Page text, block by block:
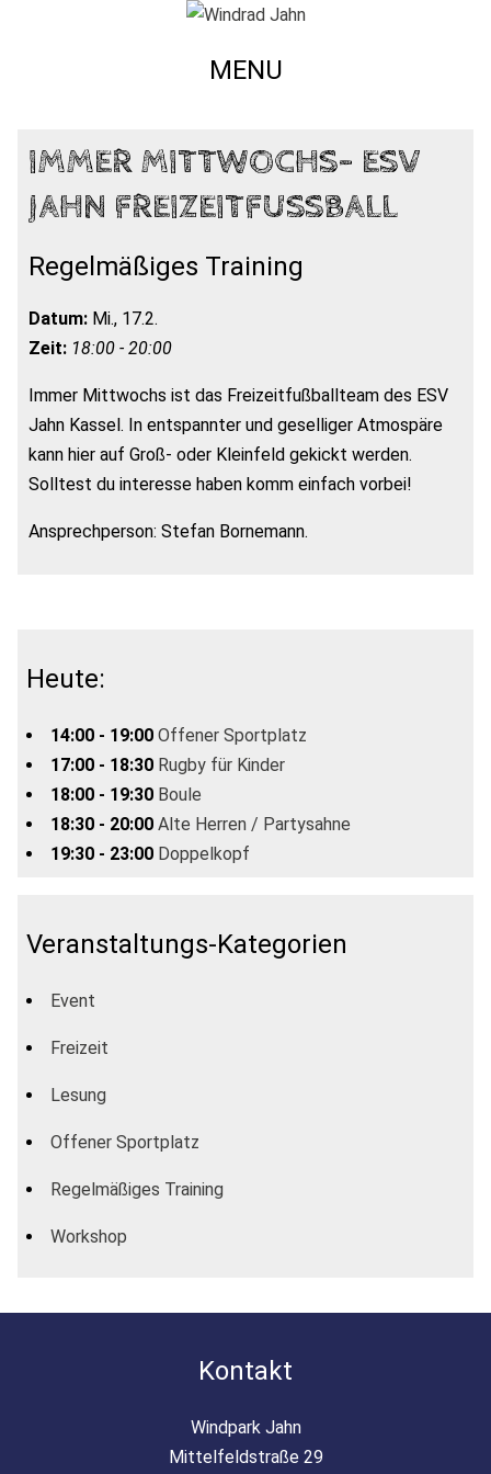
MENU
IMMER MITTWOCHS- ESV
JAHN FREIZEITFUSSBALL
Regelmäßiges Training
Datum: Mi., 17.2.
Zeit: 18:00 - 20:00
Immer Mittwochs ist das Freizeitfußballteam des ESV
Jahn Kassel. In entspannter und geselliger Atmospäre
kann hier auf Groß- oder Kleinfeld gekickt werden.
Solltest du interesse haben komm einfach vorbei!
Ansprechperson: Stefan Bornemann.
Heute:
14:00 - 19:00 Offener Sportplatz
17:00 - 18:30 Rugby für Kinder
18:00 - 19:30 Boule
18:30 - 20:00 Alte Herren / Partysahne
19:30 - 23:00 Doppelkopf
Veranstaltungs-Kategorien
Event
Freizeit
Lesung
Offener Sportplatz
Regelmäßiges Training
Workshop
Kontakt
Windpark Jahn
Mittelfeldstraße 29